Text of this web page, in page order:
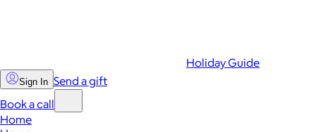
Holiday Guide
Sign In Send a gift
Book a call
Home